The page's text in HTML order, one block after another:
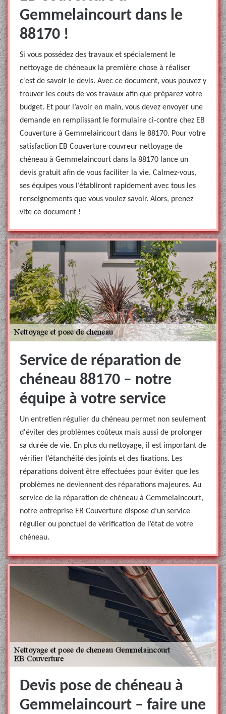
Gemmelaincourt dans le
88170 !
Si vous possédez des travaux et spécialement le
nettoyage de chéneaux la première chose à réaliser
c'est de savoir le devis. Avec ce document, vous pouvez y
trouver les couts de vos travaux afin que préparez votre
budget. Et pour l’avoir en main, vous devez envoyer une
demande en remplissant le formulaire ci-contre chez EB
Couverture à Gemmelaincourt dans le 88170. Pour votre
satisfaction EB Couverture couvreur nettoyage de
chéneau à Gemmelaincourt dans la 88170 lance un
devis gratuit afin de vous faciliter la vie. Calmez-vous,
ses équipes vous l‘établiront rapidement avec tous les
renseignements que vous voulez savoir. Alors, prenez
vite ce document !
Service de réparation de
chéneau 88170 – notre
équipe à votre service
Un entretien régulier du chéneau permet non seulement
d'éviter des problèmes coûteux mais aussi de prolonger
sa durée de vie. En plus du nettoyage, il est important de
vérifier l’étanchéité des joints et des fixations. Les
réparations doivent être effectuées pour éviter que les
problèmes ne deviennent des réparations majeures. Au
service de la réparation de chéneau à Gemmelaincourt,
notre entreprise EB Couverture dispose d’un service
régulier ou ponctuel de vérification de l’état de votre
chéneau.
Devis pose de chéneau à
Gemmelaincourt – faire une